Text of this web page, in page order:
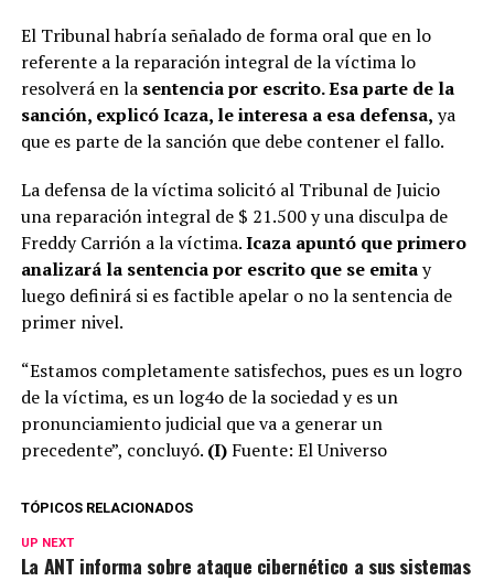
El Tribunal habría señalado de forma oral que en lo
referente a la reparación integral de la víctima lo
resolverá en la sentencia por escrito. Esa parte de la
sanción, explicó Icaza, le interesa a esa defensa, ya
que es parte de la sanción que debe contener el fallo.
La defensa de la víctima solicitó al Tribunal de Juicio
una reparación integral de $ 21.500 y una disculpa de
Freddy Carrión a la víctima.Icaza apuntó que primero
analizará la sentencia por escrito que se emitay
luego definirá si es factible apelar o no la sentencia de
primer nivel.
“Estamos completamente satisfechos, pues es un logro
de la víctima, es un log4o de la sociedad y es un
pronunciamiento judicial que va a generar un
precedente”, concluyó. (I)Fuente: El Universo
TÓPICOS RELACIONADOS
UP NEXT
La ANT informa sobre ataque cibernético a sus sistemas